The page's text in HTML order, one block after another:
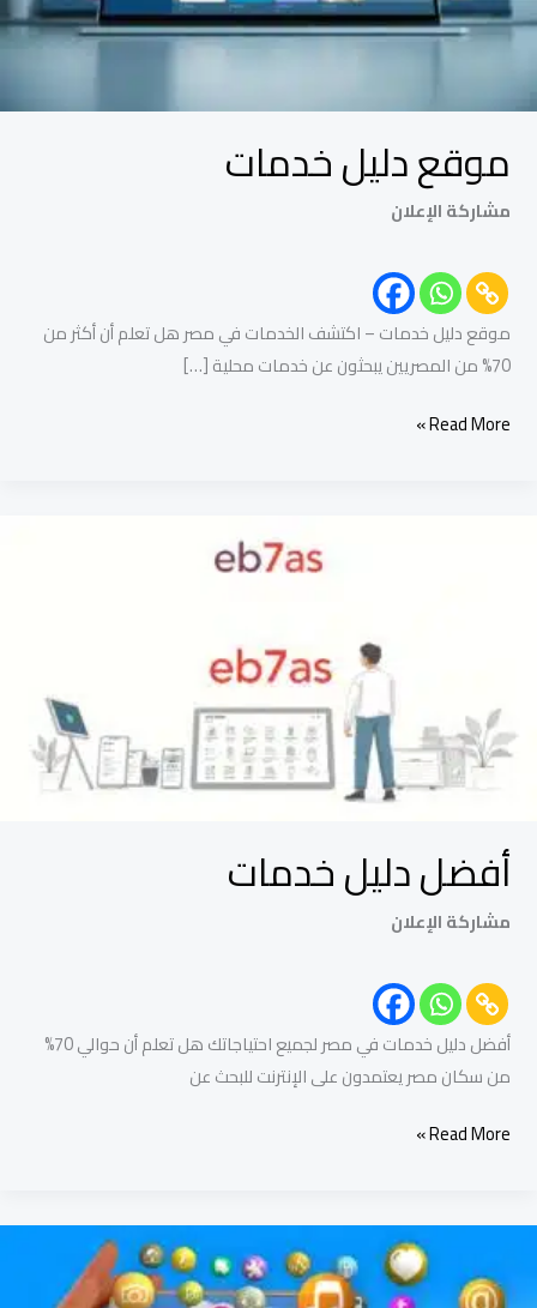
موقع دليل خدمات
مشاركة الإعلان
موقع دليل خدمات – اكتشف الخدمات في مصر هل تعلم أن أكثر من
Read More »
أفضل دليل خدمات
مشاركة الإعلان
أفضل دليل خدمات في مصر لجميع احتياجاتك هل تعلم أن حوالي 70%
من سكان مصر يعتمدون على الإنترنت للبحث عن
Read More »
الرقمية